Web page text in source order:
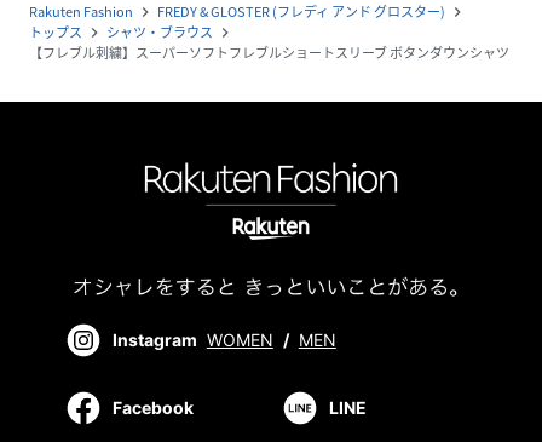
Rakuten Fashion navigate_next FREDY & GLOSTER (フレディ アンド グロスター) navigate_next
トップス navigate_next シャツ・ブラウス navigate_next
【フレブル刺繍】スーパーソフトフレブルショートスリーブ ボタンダウンシャツ
Instagram WOMEN / MEN
Facebook LINE